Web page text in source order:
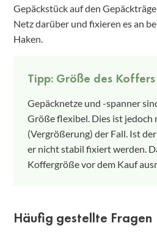
Gepäckstück auf den
Netz darüber und fixieren es an
Haken.
Tipp: Größe des Koffers
Gepäcknetze und -spanner
Größe flexibel. Dies ist jedoch
(Vergrößerung) der Fall. Ist
er nicht stabil fixiert werden.
Koffergröße vor dem Kauf
Häufig gestellte Fragen